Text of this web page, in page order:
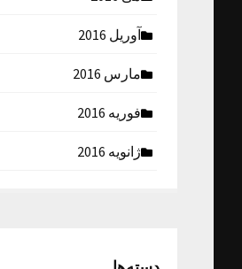
آوریل 2016
مارس 2016
فوریه 2016
ژانویه 2016